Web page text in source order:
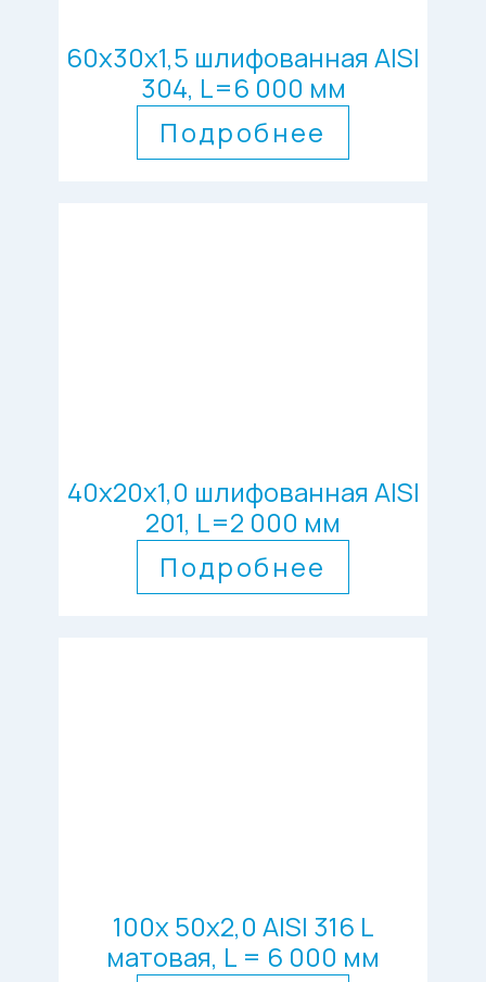
60х30х1,5 шлифованная AISI
304, L=6 000 мм
Подробнее
40х20х1,0 шлифованная AISI
201, L=2 000 мм
Подробнее
100х 50х2,0 AISI 316 L
матовая, L = 6 000 мм